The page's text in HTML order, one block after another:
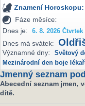
Znamení Horoskopu:
Fáze měsíce:
Dnes je:
6. 8. 2026 Čtvrtek
Dnes má svátek:
Významné dny: Světový
Mezinárodní den boje
Jmenný seznam
Abecední seznam jmen,
dítě.